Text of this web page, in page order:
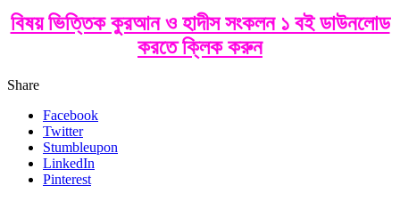
বিষয় ভিত্তিক কুরআন ও হাদীস সংকলন ১ বই ডাউনলোড
করতে ক্লিক করুন
Share
Facebook
Twitter
Stumbleupon
LinkedIn
Pinterest